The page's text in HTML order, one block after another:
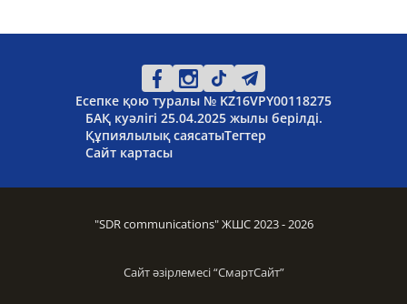
Есепке қою туралы № KZ16VPY00118275
БАҚ куәлігі 25.04.2025 жылы берілді.
Құпиялылық саясатыТегтер
Сайт картасы
"SDR communications" ЖШС 2023 - 2026
Сайт әзірлемесі “СмартСайт”